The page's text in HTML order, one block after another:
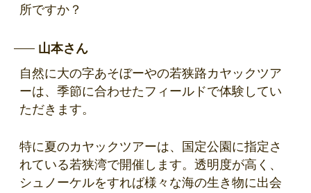
所ですか？
山本さん
自然に大の字あそぼーやの若狭路カヤックツア
ーは、季節に合わせたフィールドで体験してい
ただきます。
特に夏のカヤックツアーは、国定公園に指定さ
れている若狭湾で開催します。透明度が高く、
シュノーケルをすれば様々な海の生き物に出会